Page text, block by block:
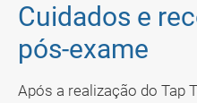
Cuidados e
pós-exame
Após a realização do Tap